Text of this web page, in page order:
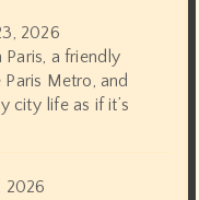
2026
a friendly
Metro, and
city life as if it’s
2026